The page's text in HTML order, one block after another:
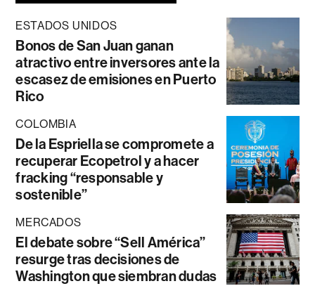
ESTADOS UNIDOS
Bonos de San Juan ganan
atractivo entre inversores ante la
escasez de emisiones en Puerto
Rico
COLOMBIA
De la Espriella se compromete a
recuperar Ecopetrol y a hacer
fracking “responsable y
sostenible”
MERCADOS
El debate sobre “Sell América”
resurge tras decisiones de
Washington que siembran dudas